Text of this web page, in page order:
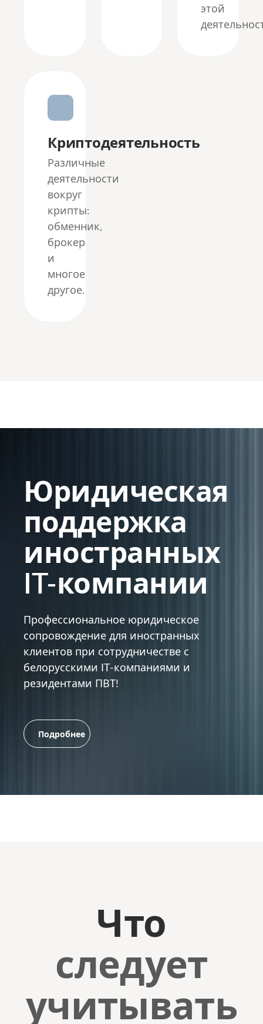
этой
Криптодеятельность
Различные
деятельности
вокруг
крипты:
обменник,
брокер
и
многое
другое.
Юридическая
поддержка
иностранных
IT-компании
Профессиональное юридическое
сопровождение для иностранных
клиентов при сотрудничестве с
белорусскими IT-компаниями и
резидентами ПВТ!
Подробнее
Что
следует
учитывать